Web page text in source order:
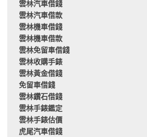
雲林汽車借錢
雲林汽車借款
雲林機車借錢
雲林機車借款
雲林免留車借錢
雲林收購手錶
雲林黃金借錢
免留車借錢
雲林鑽石借錢
雲林手錶鑑定
雲林手錶估價
虎尾汽車借錢